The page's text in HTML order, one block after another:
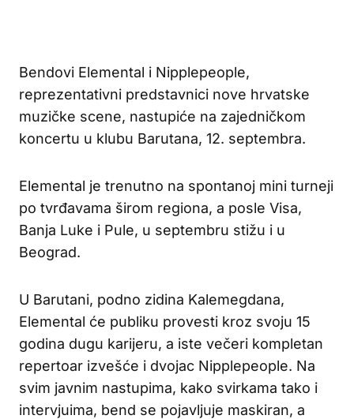
Bendovi Elemental i Nipplepeople,
reprezentativni predstavnici nove hrvatske
muzičke scene, nastupiće na zajedničkom
koncertu u klubu Barutana, 12. septembra.
Elemental je trenutno na spontanoj mini turneji
po tvrđavama širom regiona, a posle Visa,
Banja Luke i Pule, u septembru stižu i u
Beograd.
U Barutani, podno zidina Kalemegdana,
Elemental će publi​ku provesti kroz svoju 15
godina dugu karijeru, a iste večeri kompletan
repertoar izvešće i dvojac Nipplepeople. Na
svim javnim nastupima, kako svirkama tako i
intervjuima, bend se pojavljuje maskiran, a